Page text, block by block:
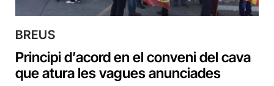
BREUS
Principi d’acord en el conveni del cava
que atura les vagues anunciades